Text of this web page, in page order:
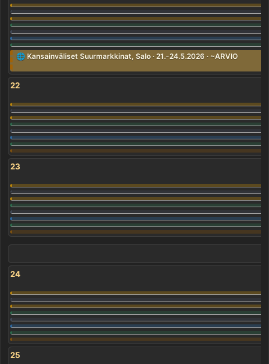
🌐 Kansainväliset Suurmarkkinat, Salo · 21.-24.5.2026 · ~ARVIO
22
23
24
25